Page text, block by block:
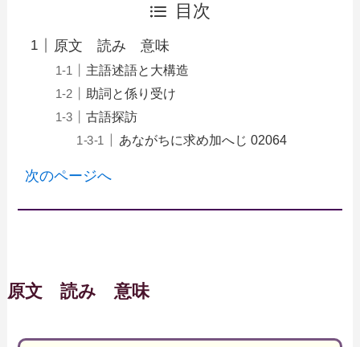
目次
原文 読み 意味
主語述語と大構造
助詞と係り受け
古語探訪
あながちに求め加へじ 02064
次のページへ
原文 読み 意味